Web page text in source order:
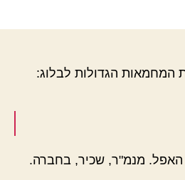
המחמאות הגדולות לבלוג:
האפל. מנמ"ר, שכיר, בחברה.